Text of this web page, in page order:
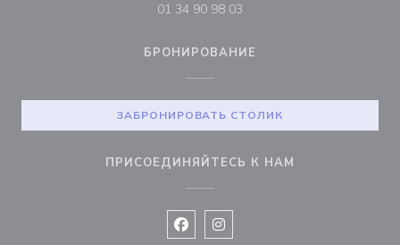
01 34 90 98 03
БРОНИРОВАНИЕ
ЗАБРОНИРОВАТЬ СТОЛИК
ПРИСОЕДИНЯЙТЕСЬ К НАМ
Facebook ((открывается в новом
Instagram ((открывается в